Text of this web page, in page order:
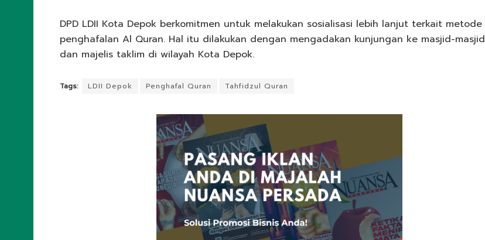
DPD LDII Kota Depok berkomitmen untuk melakukan sosialisasi lebih lanjut terkait metode
penghafalan Al Quran. Hal itu dilakukan dengan mengadakan kunjungan ke masjid-masjid
dan majelis taklim di wilayah Kota Depok.
Tags: LDII Depok Penghafal Quran Tahfidzul Quran